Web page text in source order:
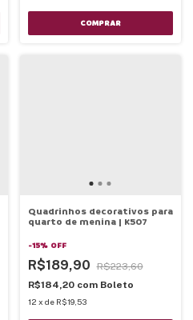
COMPRAR
Quadrinhos decorativos para
quarto de menina | K507
-15% OFF
R$189,90
R$223,60
R$184,20 com Boleto
12 x de R$19,53